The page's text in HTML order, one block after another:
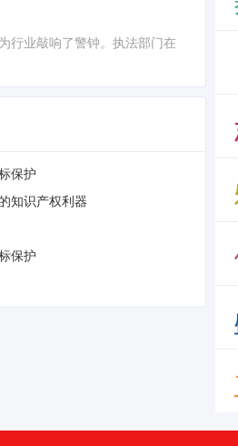
行业敲响了警钟。执法部门在
保护
知识产权利器
保护